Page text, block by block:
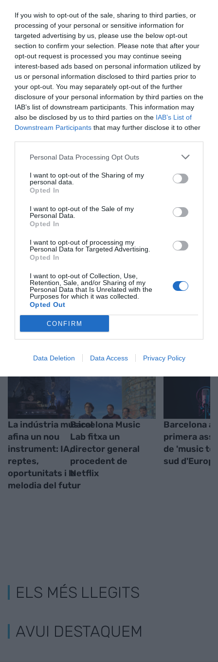
If you wish to opt-out of the sale, sharing to third parties, or
processing of your personal or sensitive information for
targeted advertising by us, please use the below opt-out
section to confirm your selection. Please note that after your
opt-out request is processed you may continue seeing
interest-based ads based on personal information utilized by
us or personal information disclosed to third parties prior to
your opt-out. You may separately opt-out of the further
disclosure of your personal information by third parties on the
IAB’s list of downstream participants. This information may
also be disclosed by us to third parties on the IAB’s List of
Downstream Participants that may further disclose it to other
Personal Data Processing Opt Outs
I want to opt-out of the Sharing of my
personal data.
Opted In
I want to opt-out of the Sale of my
Personal Data.
Opted In
I want to opt-out of processing my
Personal Data for Targeted Advertising.
Opted In
I want to opt-out of Collection, Use,
Retention, Sale, and/or Sharing of my
Personal Data that Is Unrelated with the
Purposes for which it was collected.
Opted Out
CONFIRM
Data Deletion Data Access Privacy Policy
europeu en aquest àmbit”, afegeix Curanta.
Les àrees d’acceleració que el programa vol posar
a prova són la sostenibilitat, l’accessibilitat,
l’educació, l’experiència innovadora, la connexió
entre persones, la gestió d’esdeveniments, les
dades i la propietat intel·lectual i propietat
industrial. Àrees clau tant en la indústria musical
com la indústria creativa. La convocatòria del
programa estarà oberta des del 28 de febrer fins
oficial el 13 de juny dins el marc del
Sónar+D.
Afegir
Estigues informat amb les últimes notícies d'actualitat
ACTIVAR ARA
RELACIONADES
La indústria musical
afina un nou
instrument: IA,
reptes,
oportunitats i la
melodia del futur
Barcelona Music
Lab fitxa un
director general
procedent de
Netflix
Barcelona
primera
de 'music
sud d'Europa
ELS MÉS LLEGITS
AVUI DESTAQUEM